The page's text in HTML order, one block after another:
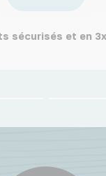
sécurisés et en